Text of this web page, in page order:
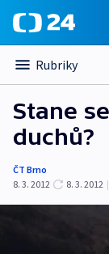
Rubriky
Stane
duchů?
ČT Brno
8. 3. 2012
8. 3. 2012 |